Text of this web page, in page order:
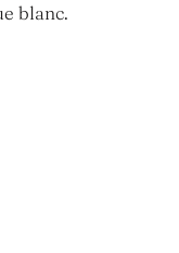
blanc.